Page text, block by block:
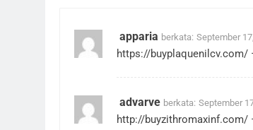
apparia berkata: September
https://buyplaquenilcv.com/
advarve berkata: September
http://buyzithromaxinf.com/